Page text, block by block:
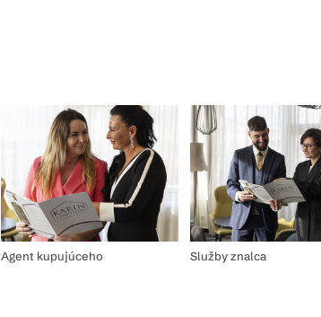
Agent kupujúceho Služby znalca